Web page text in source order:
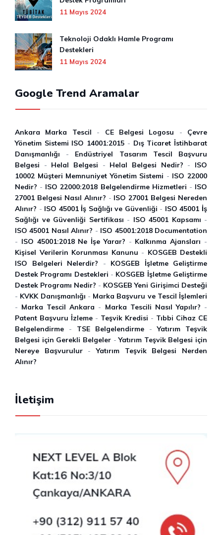
11 Mayıs 2024
Teknoloji Odaklı Hamle Programı
Destekleri
11 Mayıs 2024
Google Trend Aramalar
Ankara Marka Tescil - CE Belgesi Logosu - Çevre
Yönetim Sistemi ISO 14001:2015 - Dış Ticaret İstihbarat
Danışmanlığı - Endüstriyel Tasarım Tescil Başvuru
Belgesi - Helal Belgesi - Helal Belgesi Nedir? - ISO
10002 Müşteri Memnuniyet Yönetim Sistemi - ISO 22000
Nedir? - ISO 22000:2018 Belgelendirme Hizmetleri - ISO
27001 Belgesi Nasıl Alınır? - ISO 27001 Belgesi Nereden
Alınır? - ISO 45001 İ̇ş Sağlığı ve Güvenliği - ISO 45001 İ̇ş
Sağlığı ve Güvenliği Sertifikası - ISO 45001 Kapsamı -
ISO 45001 Nasıl Alınır? - ISO 45001:2018 Documentation
- ISO 45001:2018 Ne İşe Yarar? - Kalkınma Ajansları -
Kişisel Verilerin Korunması Kanunu - KOSGEB Destekli
ISO Belgeleri Nelerdir? - KOSGEB İşletme Geliştirme
Destek Programı Destekleri - KOSGEB İşletme Geliştirme
Destek Programı Nedir? - KOSGEB Yeni Girişimci Desteği
- KVKK Danışmanlığı - Marka Başvuru ve Tescil İşlemleri
- Marka Tescil Ankara - Marka Tescili Nasıl Yapılır? -
Patent Başvuru İzleme - Teşvik Kredisi - Tıbbi Cihaz CE
Belgelendirme - TSE Belgelendirme‎ -Yatırım Teşvik
Belgesi için Gerekli Belgeler-Yatırım Teşvik Belgesi için
Nereye Başvurulur-Yatırım Teşvik Belgesi Nerden
Alınır?
İletişim